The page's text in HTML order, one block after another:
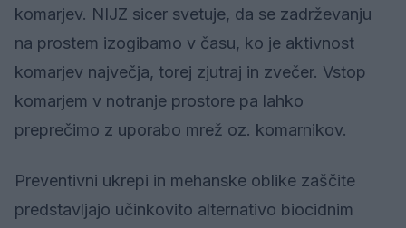
komarjev. NIJZ sicer svetuje, da se zadrževanju
na prostem izogibamo v času, ko je aktivnost
komarjev največja, torej zjutraj in zvečer. Vstop
komarjem v notranje prostore pa lahko
preprečimo z uporabo mrež oz. komarnikov.
Preventivni ukrepi in mehanske oblike zaščite
predstavljajo učinkovito alternativo biocidnim